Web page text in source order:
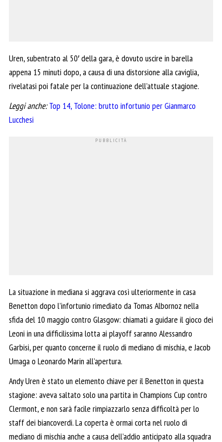
Uren, subentrato al 50′ della gara, è dovuto uscire in barella
appena 15 minuti dopo, a causa di una distorsione alla caviglia,
rivelatasi poi fatale per la continuazione dell’attuale stagione.
Leggi anche:Top 14, Tolone: brutto infortunio per Gianmarco
Lucchesi
La situazione in mediana si aggrava così ulteriormente in casa
Benetton dopo l’infortunio rimediato da Tomas Albornoz nella
sfida del 10 maggio contro Glasgow: chiamati a guidare il gioco dei
Leoni in una difficilissima lotta ai playoff saranno Alessandro
Garbisi, per quanto concerne il ruolo di mediano di mischia, e Jacob
Umaga o Leonardo Marin all’apertura.
Andy Uren è stato un elemento chiave per il Benetton in questa
stagione: aveva saltato solo una partita in Champions Cup contro
Clermont, e non sarà facile rimpiazzarlo senza difficoltà per lo
staff dei biancoverdi. La coperta è ormai corta nel ruolo di
mediano di mischia anche a causa dell’addio anticipato alla squadra